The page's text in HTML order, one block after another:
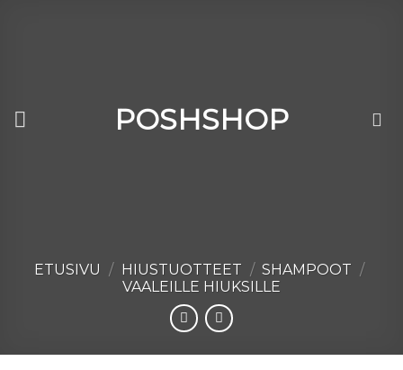
POSHSHOP
ETUSIVU / HIUSTUOTTEET / SHAMPOOT /
VAALEILLE HIUKSILLE